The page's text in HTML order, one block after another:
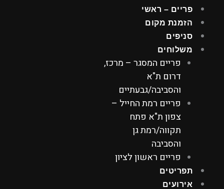
פריים – ראשי
הזמנת מקום
סניפים
משלוחים
פריים המסגר – מרכז,
דרום ת"א
והסביבה/גבעתיים
פריים רמת החייל –
צפון ת"א פתח
תקווה/רמת גן
והסביבה
פריים ראשון לציון
תפריטים
אירועים